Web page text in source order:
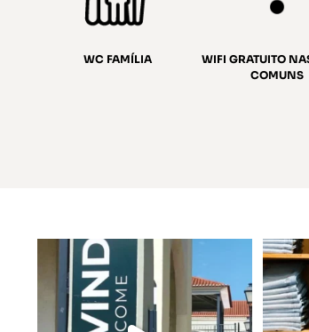
WIFI GRATUITO NAS ÁREAS
WC F / M E
REDUZIDA